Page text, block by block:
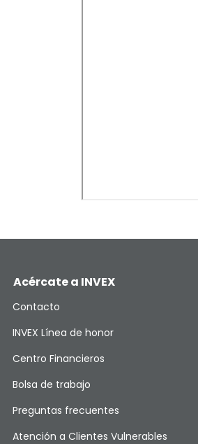
Acércate a INVEX
Contacto
INVEX Línea de honor
Centro Financieros
Bolsa de trabajo
Preguntas frecuentes
Atención a Clientes Vulnerables